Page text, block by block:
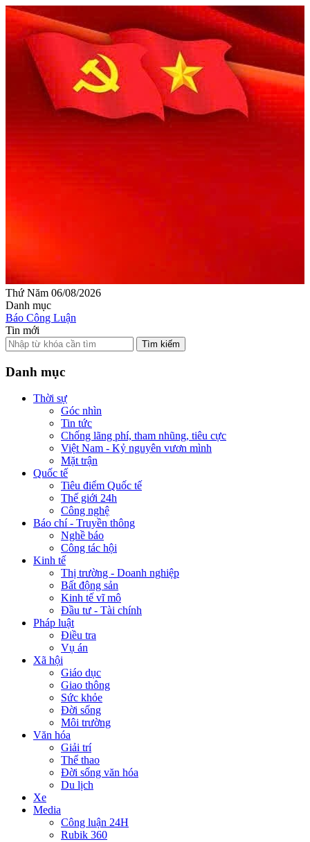
Thứ Năm 06/08/2026
Danh mục
Báo Công Luận
Tin mới
Tìm kiếm
Danh mục
Thời sự
Góc nhìn
Tin tức
Chống lãng phí, tham nhũng, tiêu cực
Việt Nam - Kỷ nguyên vươn mình
Mặt trận
Quốc tế
Tiêu điểm Quốc tế
Thế giới 24h
Công nghệ
Báo chí - Truyền thông
Nghề báo
Công tác hội
Kinh tế
Thị trường - Doanh nghiệp
Bất động sản
Kinh tế vĩ mô
Đầu tư - Tài chính
Pháp luật
Điều tra
Vụ án
Xã hội
Giáo dục
Giao thông
Sức khỏe
Đời sống
Môi trường
Văn hóa
Giải trí
Thể thao
Đời sống văn hóa
Du lịch
Xe
Media
Công luận 24H
Rubik 360